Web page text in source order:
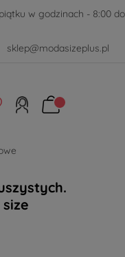
w godzinach - 8:00 do
sklep@modasizeplus.pl